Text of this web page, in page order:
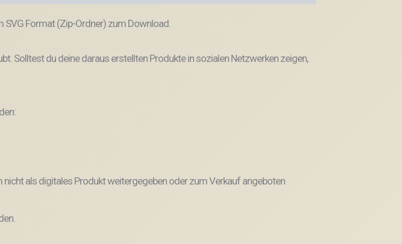
SVG Format (Zip-Ordner) zum Download.
Solltest du deine daraus erstellten Produkte in sozialen Netzwerken zeigen,
als digitales Produkt weitergegeben oder zum Verkauf angeboten